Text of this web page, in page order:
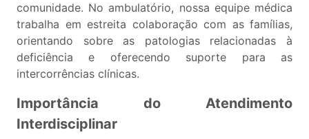
comunidade. No ambulatório, nossa equipe médica
trabalha em estreita colaboração com as famílias,
orientando sobre as patologias relacionadas à
deficiência e oferecendo suporte para as
intercorrências clínicas.
Importância do Atendimento
Interdisciplinar